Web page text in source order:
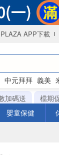
APP下載
中元拜拜 義美
加碼送
檔期
嬰童保健